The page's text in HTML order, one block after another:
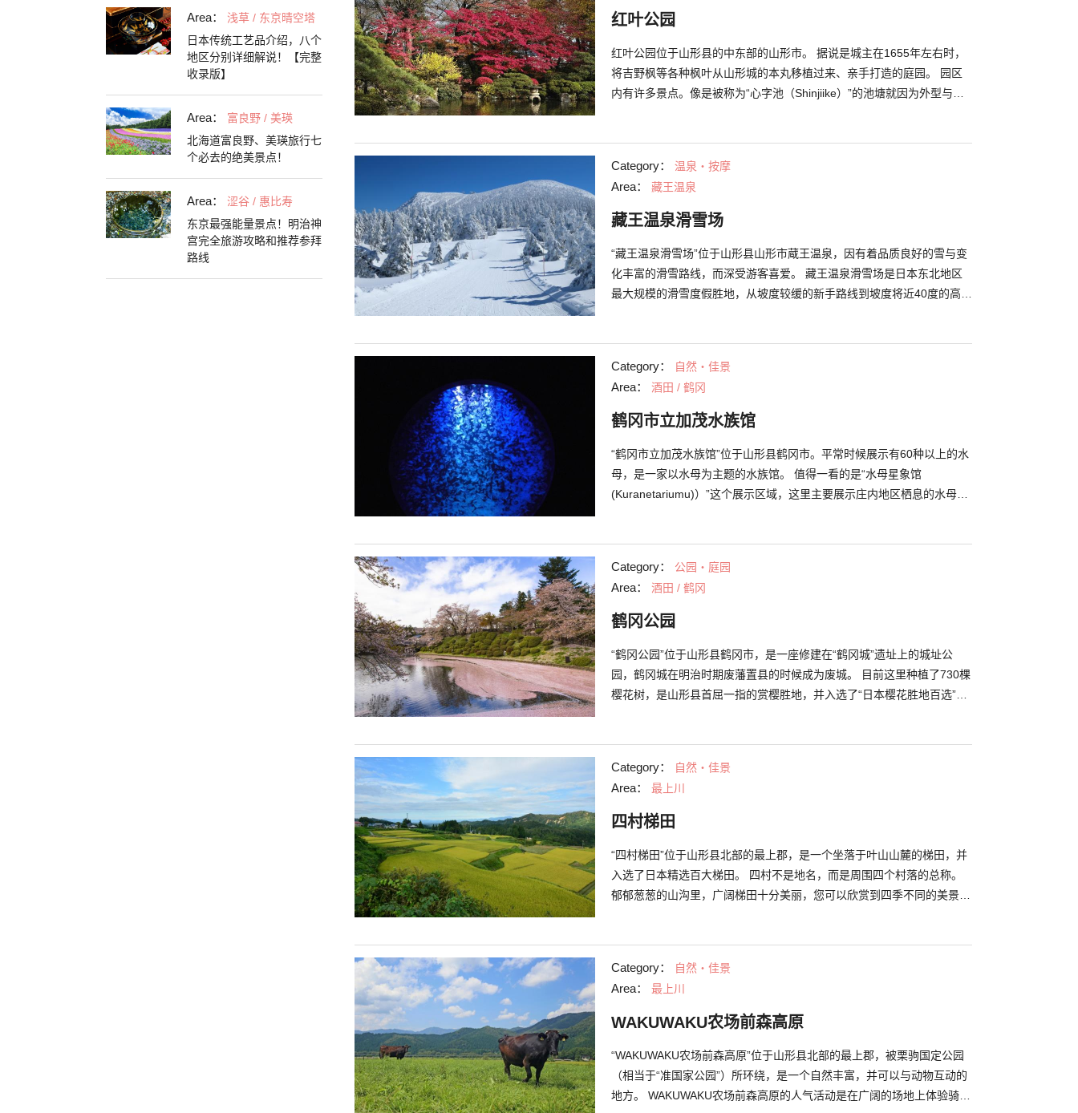
Area：
浅草 / 东京晴空塔
日本传统工艺品介绍，八个
地区分别详细解说！【完整
收录版】
Area：
富良野 / 美瑛
北海道富良野、美瑛旅行七
个必去的绝美景点！
Area：
涩谷 / 惠比寿
东京最强能量景点！明治神
宫完全旅游攻略和推荐参拜
路线
能将山麓地带的街景一览无遗。
红叶公园
红叶公园位于山形县的中东部的山形市。 据说是城主在1655年左右时，
将吉野枫等各种枫叶从山形城的本丸移植过来、亲手打造的庭园。 园区
内有许多景点。像是被称为“心字池（Shinjiike）”的池塘就因为外型与文
针对一般游客，茶室也有设立特别席，仅要500日元即可品茶。 如同庭园
的名称，这是一个以枫叶而广为人知的公园。相较于一般的枫叶这里的叶
子较小，也是吉野枫的一大特征。你可以在这里一次看到各种不同类型的
Category： 温泉・按摩
Area： 藏王温泉
藏王温泉滑雪场
“藏王温泉滑雪场”位于山形县山形市蔵王温泉，因有着品质良好的雪与变
化丰富的滑雪路线，而深受游客喜爱。 藏王温泉滑雪场是日本东北地区
最大规模的滑雪度假胜地，从坡度较缓的新手路线到坡度将近40度的高手
场位于藏王温泉涌出之地，各位在尽情享受雪上活动后，可以在藏王温泉
缓解运动后的疲劳。
Category： 自然・佳景
Area： 酒田 / 鹤冈
鹤冈市立加茂水族馆
“鹤冈市立加茂水族馆”位于山形县鹤冈市。平常时候展示有60种以上的水
母，是一家以水母为主题的水族馆。 值得一看的是“水母星象馆
(Kuranetariumu)）”这个展示区域，这里主要展示庄内地区栖息的水母，
鱼区”等展示水母以外鱼类的区域。在“海豹池”也可以欣赏大齿斑海豹与北
象海豹2种海豹悠然自得的姿态。 在其他水族馆少有机会能看到的“鳍足
类”表演“鳍足动物的时间”也是受欢迎的活动之一。海狮与海豹们熟练地展
Category： 公园・庭园
Area： 酒田 / 鹤冈
鹤冈公园
“鹤冈公园”位于山形县鹤冈市，是一座修建在“鹤冈城”遗址上的城址公
园，鹤冈城在明治时期废藩置县的时候成为废城。 目前这里种植了730棵
樱花树，是山形县首屈一指的赏樱胜地，并入选了“日本樱花胜地百选”。
点，其中包括“鹤冈天主教教堂”，在那里您可以欣赏到日本唯一的黑色玛
利亚雕像。
Category： 自然・佳景
Area： 最上川
四村梯田
“四村梯田”位于山形县北部的最上郡，是一个坐落于叶山山麓的梯田，并
入选了日本精选百大梯田。 四村不是地名，而是周围四个村落的总称。
郁郁葱葱的山沟里，广阔梯田十分美丽，您可以欣赏到四季不同的美景。
里会举办点亮约1,200支蜡烛的“萤火虫火音乐会”，每年都有很多人来参
加这个在梦幻般氛围中举行的音乐会，场面十分热闹。
Category： 自然・佳景
Area： 最上川
WAKUWAKU农场前森高原
“WAKUWAKU农场前森高原”位于山形县北部的最上郡，被栗驹国定公园
（相当于“准国家公园”）所环绕，是一个自然丰富，并可以与动物互动的
地方。 WAKUWAKU农场前森高原的人气活动是在广阔的场地上体验骑